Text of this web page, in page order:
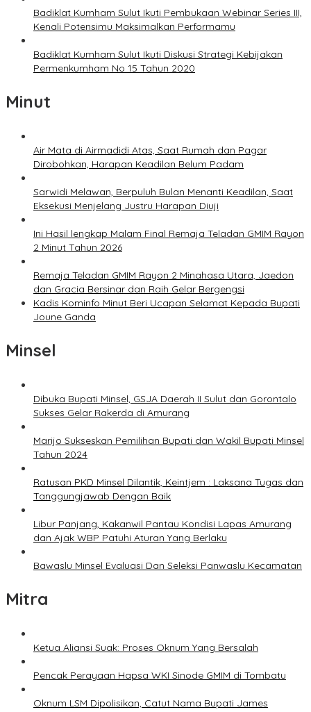
Badiklat Kumham Sulut Ikuti Pembukaan Webinar Series III,
Kenali Potensimu Maksimalkan Performamu
Badiklat Kumham Sulut Ikuti Diskusi Strategi Kebijakan
Permenkumham No 15 Tahun 2020
Minut
Air Mata di Airmadidi Atas, Saat Rumah dan Pagar
Dirobohkan, Harapan Keadilan Belum Padam
Sarwidi Melawan, Berpuluh Bulan Menanti Keadilan, Saat
Eksekusi Menjelang Justru Harapan Diuji
Ini Hasil lengkap Malam Final Remaja Teladan GMIM Rayon
2 Minut Tahun 2026
Remaja Teladan GMIM Rayon 2 Minahasa Utara, Jaedon
dan Gracia Bersinar dan Raih Gelar Bergengsi
Kadis Kominfo Minut Beri Ucapan Selamat Kepada Bupati
Joune Ganda
Minsel
Dibuka Bupati Minsel, GSJA Daerah II Sulut dan Gorontalo
Sukses Gelar Rakerda di Amurang
Marijo Sukseskan Pemilihan Bupati dan Wakil Bupati Minsel
Tahun 2024
Ratusan PKD Minsel Dilantik, Keintjem : Laksana Tugas dan
Tanggungjawab Dengan Baik
Libur Panjang, Kakanwil Pantau Kondisi Lapas Amurang
dan Ajak WBP Patuhi Aturan Yang Berlaku
Bawaslu Minsel Evaluasi Dan Seleksi Panwaslu Kecamatan
Mitra
Ketua Aliansi Suak: Proses Oknum Yang Bersalah
Pencak Perayaan Hapsa WKI Sinode GMIM di Tombatu
Oknum LSM Dipolisikan, Catut Nama Bupati James